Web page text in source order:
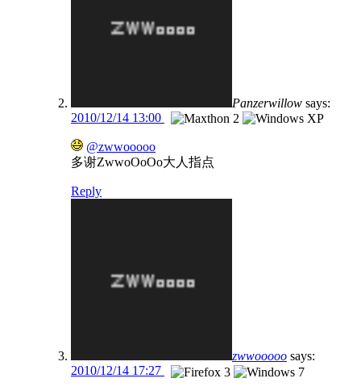
Panzerwillow says:
2010/12/14 13:00
@zwwooooo
多谢ZwwoOoOo大人指点
Reply
zwwooooo says:
2010/12/14 17:27